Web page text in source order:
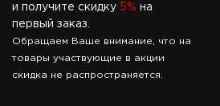
и получите скидку 5% на
первый заказ.
Обращаем Ваше внимание, что на
товары участвующие в акции
скидка не распространяется.